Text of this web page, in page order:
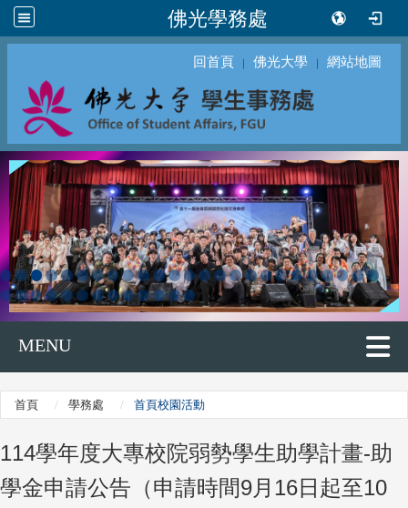
佛光學務處
回首頁 ｜ 佛光大學 ｜ 網站地圖
MENU
首頁 學務處 首頁校園活動
114學年度大專校院弱勢學生助學計畫-助
學金申請公告（申請時間9月16日起至10